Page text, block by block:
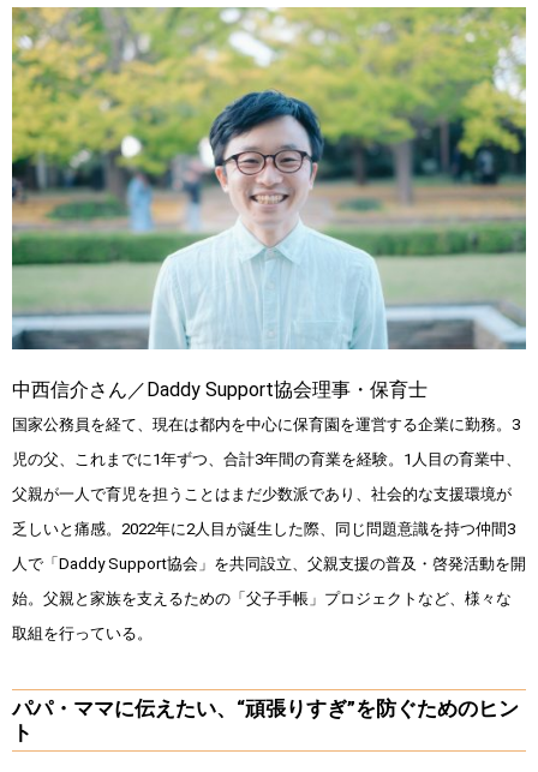
中西信介さん／Daddy Support協会理事・保育士
国家公務員を経て、現在は都内を中心に保育園を運営する企業に勤務。3
児の父、これまでに1年ずつ、合計3年間の育業を経験。1人目の育業中、
父親が一人で育児を担うことはまだ少数派であり、社会的な支援環境が
乏しいと痛感。2022年に2人目が誕生した際、同じ問題意識を持つ仲間3
人で「Daddy Support協会」を共同設立、父親支援の普及・啓発活動を開
始。父親と家族を支えるための「父子手帳」プロジェクトなど、様々な
取組を行っている。
パパ・ママに伝えたい、“頑張りすぎ”を防ぐためのヒン
ト